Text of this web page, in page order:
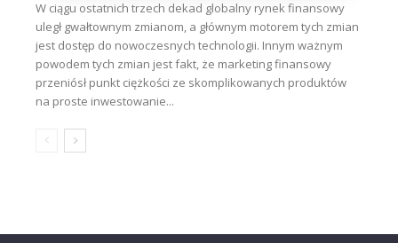
W ciągu ostatnich trzech dekad globalny rynek finansowy
uległ gwałtownym zmianom, a głównym motorem tych zmian
jest dostęp do nowoczesnych technologii. Innym ważnym
powodem tych zmian jest fakt, że marketing finansowy
przeniósł punkt ciężkości ze skomplikowanych produktów
na proste inwestowanie...